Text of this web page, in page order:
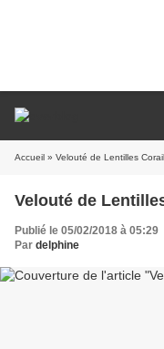
Accueil » Velouté de Lentilles
Velouté de
Publié le 05/02/2018 à 05:29
Par delphine